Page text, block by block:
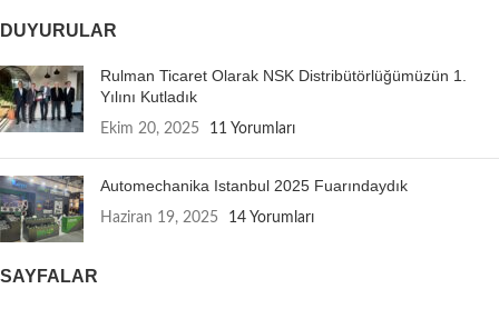
DUYURULAR
Rulman Ticaret Olarak NSK Distribütörlüğümüzün 1.
Yılını Kutladık
Ekim 20, 2025 11 Yorumları
Automechanika Istanbul 2025 Fuarındaydık
Haziran 19, 2025 14 Yorumları
SAYFALAR